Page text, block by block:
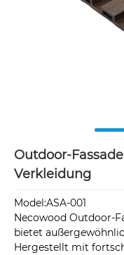
Outdoor-
Verkleidung
Model:ASA-001
Necowood Outdoor-
bietet
Hergestellt mit